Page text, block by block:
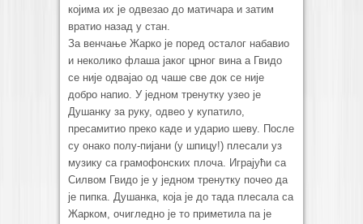
којима их је одвезао до матичара и затим
вратио назад у стан.
За венчање Жарко је поред осталог набавио
и неколико флаша јаког црног вина а Гвидо
се није одвајао од чаше све док се није
добро напио. У једном тренутку узео је
Душанку за руку, одвео у купатило,
пресамитио преко каде и ударио шеву. После
су онако полу-пијани (у шпицу!) плесали уз
музику са грамофонских плоча. Играјући са
Силвом Гвидо је у једном тренутку почео да
је пипка. Душанка, која је до тада плесала са
Жарком, очигледно је то приметила па је